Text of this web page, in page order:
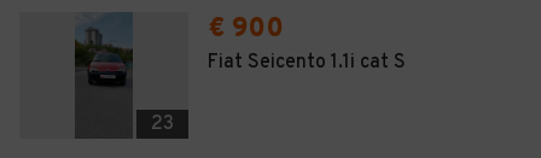
23
€ 900
Fiat Seicento 1.1i cat S